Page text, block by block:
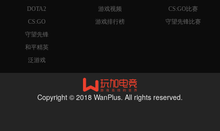
DOTA2
CS:GO
守望先锋
和平精英
泛游戏
游戏视频
游戏排行榜
CS:GO比赛
守望先锋比赛
Copyright © 2018 WanPlus. All rights reserved.